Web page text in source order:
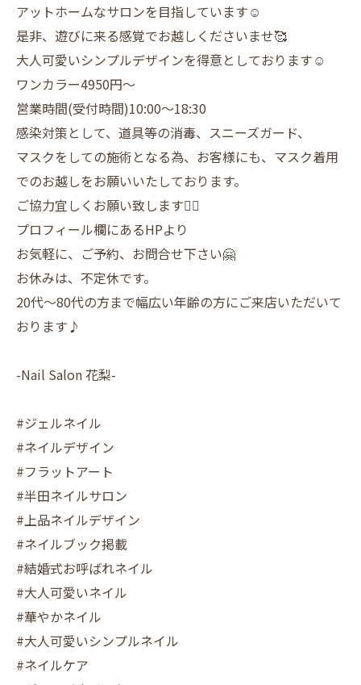
アットホームなサロンを目指しています☺️
是非、遊びに来る感覚でお越しくださいませ🥰
大人可愛いシンプルデザインを得意としております☺️
ワンカラー4950円〜
営業時間(受付時間)10:00〜18:30
感染対策として、道具等の消毒、スニーズガード、
マスクをしての施術となる為、お客様にも、マスク着用
でのお越しをお願いいたしております。
ご協力宜しくお願い致します🙇‍♀️
プロフィール欄にあるHPより
お気軽に、ご予約、お問合せ下さい🤗
お休みは、不定休です。
20代〜80代の方まで幅広い年齢の方にご来店いただいて
おります♪
-Nail Salon 花梨-
#ジェルネイル
#ネイルデザイン
#フラットアート
#半田ネイルサロン
#上品ネイルデザイン
#ネイルブック掲載
#結婚式お呼ばれネイル
#大人可愛いネイル
#華やかネイル
#大人可愛いシンプルネイル
#ネイルケア